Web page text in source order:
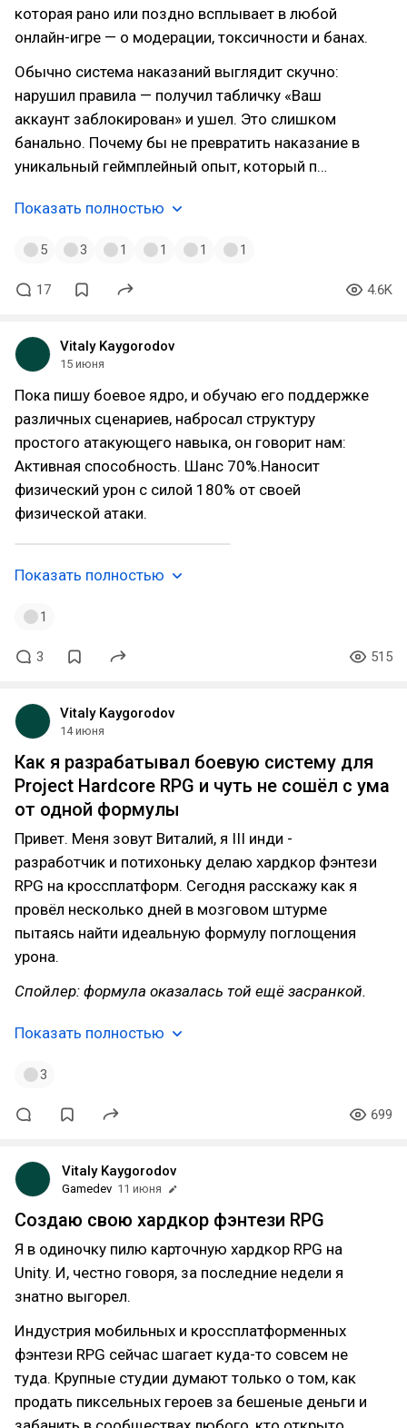
которая рано или поздно всплывает в любой
онлайн-игре — о модерации, токсичности и банах.
Обычно система наказаний выглядит скучно:
нарушил правила — получил табличку «Ваш
аккаунт заблокирован» и ушел. Это слишком
банально. Почему бы не превратить наказание в
уникальный геймплейный опыт, который п…
Показать полностью
5 3 1 1 1 1
17 4.6K
Vitaly Kaygorodov
15 июня
Пока пишу боевое ядро, и обучаю его поддержке
различных сценариев, набросал структуру
простого атакующего навыка, он говорит нам:
Активная способность. Шанс 70%.Наносит
физический урон с силой 180% от своей
физической атаки.
Показать полностью
1
3 515
Vitaly Kaygorodov
14 июня
Как я разрабатывал боевую систему для
Project Hardcore RPG и чуть не сошёл с ума
от одной формулы
Привет. Меня зовут Виталий, я III инди -
разработчик и потихоньку делаю хардкор фэнтези
RPG на кроссплатформ. Сегодня расскажу как я
провёл несколько дней в мозговом штурме
пытаясь найти идеальную формулу поглощения
урона.
Спойлер: формула оказалась той ещё засранкой.
Показать полностью
3
699
Vitaly Kaygorodov
Gamedev 11 июня
Создаю свою хардкор фэнтези RPG
Я в одиночку пилю карточную хардкор RPG на
Unity. И, честно говоря, за последние недели я
знатно выгорел.
Индустрия мобильных и кроссплатформенных
фэнтези RPG сейчас шагает куда-то совсем не
туда. Крупные студии думают только о том, как
продать пиксельных героев за бешеные деньги и